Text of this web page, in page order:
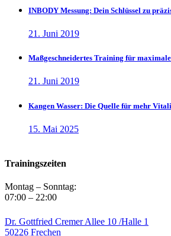
INBODY Messung: Dein Schlüssel zu
21. Juni 2019
Maßgeschneidertes Training für
21. Juni 2019
Kangen Wasser: Die Quelle für mehr
15. Mai 2025
Trainingszeiten
Montag – Sonntag:
07:00 – 22:00
Dr. Gottfried Cremer Allee 10 /Halle 1
50226 Frechen